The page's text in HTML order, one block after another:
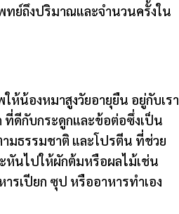
ทย์ถึงปริมาณและจำนวนครั้งใน
ห้น้องหมาสูงวัยอายุยืน อยู่กับเรา
ที่ดีกับกระดูกและข้อต่อซึ่งเป็น
มธรรมชาติ และโปรตีน ที่ช่วย
หันไปให้ผักต้มหรือผลไม้เช่น
รเปียก ซุป หรืออาหารทำเอง